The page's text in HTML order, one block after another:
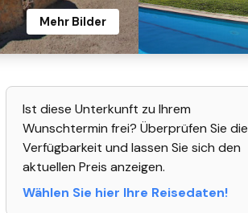
Mehr Bilder
Ist diese Unterkunft zu Ihrem
Wunschtermin frei? Überprüfen Sie die
Verfügbarkeit und lassen Sie sich den
aktuellen Preis anzeigen.
Wählen Sie hier Ihre Reisedaten!